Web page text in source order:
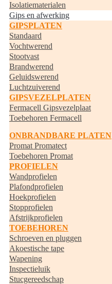
Isolatiematerialen
Gips en afwerking
GIPSPLATEN
Standaard
Vochtwerend
Stootvast
Brandwerend
Geluidswerend
Luchtzuiverend
GIPSVEZELPLATEN
Fermacell Gipsvezelplaat
Toebehoren Fermacell
ONBRANDBARE PLATEN
Promat Promatect
Toebehoren Promat
PROFIELEN
Wandprofielen
Plafondprofielen
Hoekprofielen
Stopprofielen
Afstrijkprofielen
TOEBEHOREN
Schroeven en pluggen
Akoestische tape
Wapening
Inspectieluik
Stucgereedschap